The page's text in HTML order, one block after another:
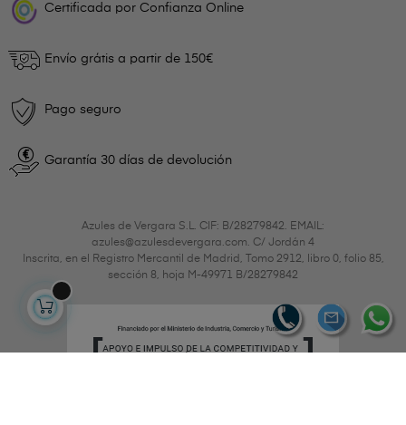
Certificada por Confianza Online
Envío grátis a partir de 150€
Pago seguro
Garantía 30 días de devolución
Azules de Vergara S.L. CIF: B/28279842. EMAIL:
azules@azulesdevergara.com. C/ Jordán 4
Inscrita, en el Registro Mercantil de Madrid, Tomo 2912, libro 0, folio 85,
sección 8, hoja M-49971 B/28279842